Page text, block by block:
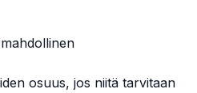
osuus, jos niitä tarvitaan